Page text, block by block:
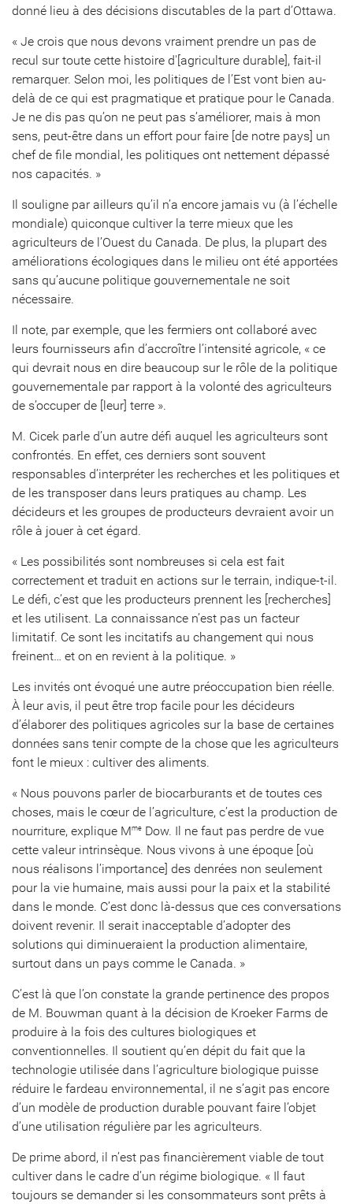
donné lieu à des décisions discutables de la part d’Ottawa.
« Je crois que nous devons vraiment prendre un pas de
recul sur toute cette histoire d'[agriculture durable], fait-il
remarquer. Selon moi, les politiques de l’Est vont bien au-
delà de ce qui est pragmatique et pratique pour le Canada.
Je ne dis pas qu’on ne peut pas s’améliorer, mais à mon
sens, peut-être dans un effort pour faire [de notre pays] un
chef de file mondial, les politiques ont nettement dépassé
nos capacités. »
Il souligne par ailleurs qu’il n’a encore jamais vu (à l’échelle
mondiale) quiconque cultiver la terre mieux que les
agriculteurs de l’Ouest du Canada. De plus, la plupart des
améliorations écologiques dans le milieu ont été apportées
sans qu’aucune politique gouvernementale ne soit
nécessaire.
Il note, par exemple, que les fermiers ont collaboré avec
leurs fournisseurs afin d’accroître l’intensité agricole, « ce
qui devrait nous en dire beaucoup sur le rôle de la politique
gouvernementale par rapport à la volonté des agriculteurs
de s’occuper de [leur] terre ».
M. Cicek parle d’un autre défi auquel les agriculteurs sont
confrontés. En effet, ces derniers sont souvent
responsables d’interpréter les recherches et les politiques et
de les transposer dans leurs pratiques au champ. Les
décideurs et les groupes de producteurs devraient avoir un
rôle à jouer à cet égard.
« Les possibilités sont nombreuses si cela est fait
correctement et traduit en actions sur le terrain, indique-t-il.
Le défi, c’est que les producteurs prennent les [recherches]
et les utilisent. La connaissance n’est pas un facteur
limitatif. Ce sont les incitatifs au changement qui nous
freinent… et on en revient à la politique. »
Les invités ont évoqué une autre préoccupation bien réelle.
À leur avis, il peut être trop facile pour les décideurs
d’élaborer des politiques agricoles sur la base de certaines
données sans tenir compte de la chose que les agriculteurs
font le mieux : cultiver des aliments.
« Nous pouvons parler de biocarburants et de toutes ces
choses, mais le cœur de l’agriculture, c’est la production de
nourriture, explique Mme Dow. Il ne faut pas perdre de vue
cette valeur intrinsèque. Nous vivons à une époque [où
nous réalisons l’importance] des denrées non seulement
pour la vie humaine, mais aussi pour la paix et la stabilité
dans le monde. C’est donc là-dessus que ces conversations
doivent revenir. Il serait inacceptable d’adopter des
solutions qui diminueraient la production alimentaire,
surtout dans un pays comme le Canada. »
C’est là que l’on constate la grande pertinence des propos
de M. Bouwman quant à la décision de Kroeker Farms de
produire à la fois des cultures biologiques et
conventionnelles. Il soutient qu’en dépit du fait que la
technologie utilisée dans l’agriculture biologique puisse
réduire le fardeau environnemental, il ne s’agit pas encore
d’un modèle de production durable pouvant faire l’objet
d’une utilisation régulière par les agriculteurs.
De prime abord, il n’est pas financièrement viable de tout
cultiver dans le cadre d’un régime biologique. « Il faut
toujours se demander si les consommateurs sont prêts à